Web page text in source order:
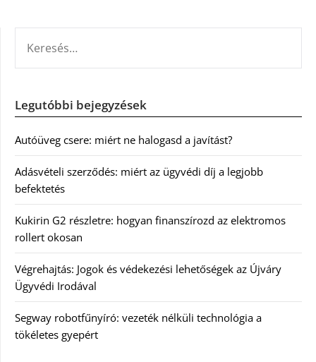
Legutóbbi bejegyzések
Autóüveg csere: miért ne halogasd a javítást?
Adásvételi szerződés: miért az ügyvédi díj a legjobb
befektetés
Kukirin G2 részletre: hogyan finanszírozd az elektromos
rollert okosan
Végrehajtás: Jogok és védekezési lehetőségek az Újváry
Ügyvédi Irodával
Segway robotfűnyíró: vezeték nélküli technológia a
tökéletes gyepért